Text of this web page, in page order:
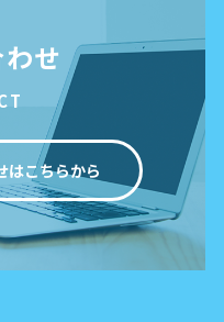
せ
はこちらから